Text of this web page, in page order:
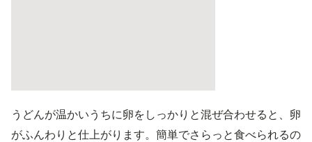
うどんが温かいうちに卵をしっかりと混ぜ合わせると、卵
がふんわりと仕上がります。簡単でさらっと食べられるの